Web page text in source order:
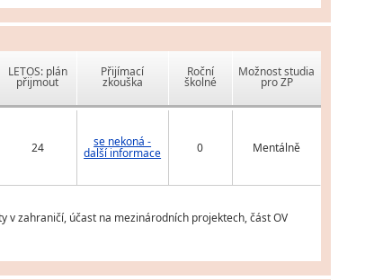
LETOS: plán
přijmout
Přijímací
zkouška
Roční
školné
Možnost studia
pro ZP
24 se nekoná -
další informace 0 Mentálně
v zahraničí, účast na mezinárodních projektech, část OV